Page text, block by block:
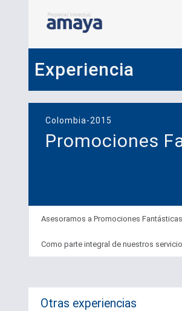
Experiencia
Colombia-2015
Promociones
Asesoramos a Promociones
Como parte integral de nuestros
Otras experiencias